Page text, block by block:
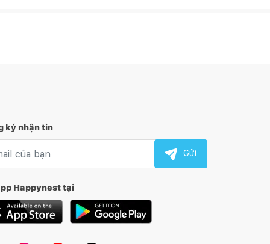
ký nhận tin
Gửi
Happynest tại